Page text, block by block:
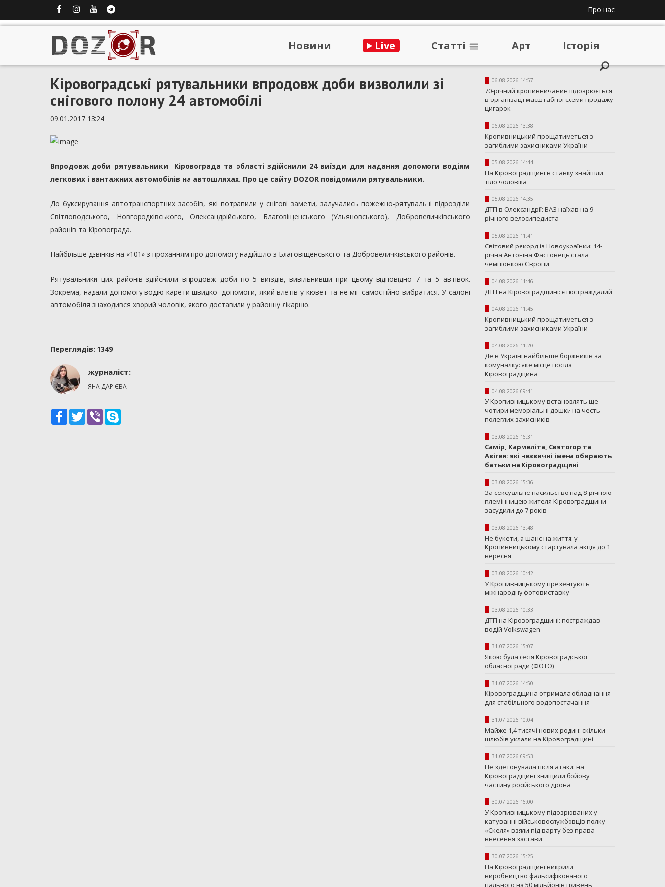
Про нас
Новини Live Статтi Арт Iсторiя
Кіровоградські рятувальники впродовж доби визволили зі
снігового полону 24 автомобілі
09.01.2017 13:24
Впродовж доби рятувальники Кіровограда та області здійснили 24 виїзди для надання допомоги водіям
легкових і вантажних автомобілів на автошляхах. Про це сайту DOZOR повідомили рятувальники.
До буксирування автотранспортних засобів, які потрапили у снігові замети, залучались пожежно-рятувальні підрозділи
Світловодського, Новгородківського, Олександрійського, Благовіщенського (Ульяновського), Добровеличківського
районів та Кіровограда.
Найбільше дзвінків на «101» з проханням про допомогу надійшло з Благовіщенського та Добровеличківського районів.
Рятувальники цих районів здійснили впродовж доби по 5 виїздів, вивільнивши при цьому відповідно 7 та 5 автівок.
Зокрема, надали допомогу водію карети швидкої допомоги, який влетів у кювет та не міг самостійно вибратися. У салоні
автомобіля знаходився хворий чоловік, якого доставили у районну лікарню.
Переглядiв: 1349
журналіст:
ЯНА ДАР'ЄВА
Facebook
TwitterViber
06.08.2026 14:57
70-річний кропивничанин підозрюється
в організації масштабної схеми продажу
цигарок
06.08.2026 13:38
Кропивницький прощатиметься з
загиблими захисниками України
05.08.2026 14:44
На Кіровоградщині в ставку знайшли
тіло чоловіка
05.08.2026 14:35
ДТП в Олександрії: ВАЗ наїхав на 9-
річного велосипедиста
05.08.2026 11:41
Світовий рекорд із Новоукраїнки: 14-
річна Антоніна Фастовець стала
чемпіонкою Європи
04.08.2026 11:46
ДТП на Кіровоградщині: є постраждалий
04.08.2026 11:45
Кропивницький прощатиметься з
загиблими захисниками України
04.08.2026 11:20
Де в Україні найбільше боржників за
комуналку: яке місце посіла
Кіровоградщина
04.08.2026 09:41
У Кропивницькому встановлять ще
чотири меморіальні дошки на честь
полеглих захисників
03.08.2026 16:31
Самір, Кармеліта, Святогор та
Авігея: які незвичні імена обирають
батьки на Кіровоградщині
03.08.2026 15:36
За сексуальне насильство над 8-річною
племінницею жителя Кіровоградщини
засудили до 7 років
03.08.2026 13:48
Не букети, а шанс на життя: у
Кропивницькому стартувала акція до 1
вересня
03.08.2026 10:42
У Кропивницькому презентують
міжнародну фотовиставку
03.08.2026 10:33
ДТП на Кіровоградщині: постраждав
водій Volkswagen
31.07.2026 15:07
Якою була сесія Кіровоградської
обласної ради (ФОТО)
31.07.2026 14:50
Кіровоградщина отримала обладнання
для стабільного водопостачання
31.07.2026 10:04
Майже 1,4 тисячі нових родин: скільки
шлюбів уклали на Кіровоградщині
31.07.2026 09:53
Не здетонувала після атаки: на
Кіровоградщині знищили бойову
частину російського дрона
30.07.2026 16:00
У Кропивницькому підозрюваних у
катуванні військовослужбовців полку
«Скеля» взяли під варту без права
внесення застави
30.07.2026 15:25
На Кіровоградщині викрили
виробництво фальсифікованого
пального на 50 мільйонів гривень